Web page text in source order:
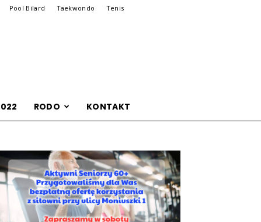
Pool Bilard Taekwondo Tenis
RODO KONTAKT